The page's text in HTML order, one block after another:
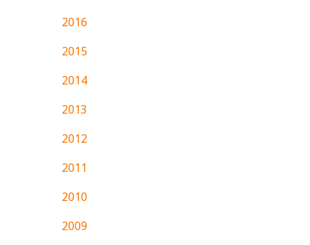
2016
2015
2014
2013
2012
2011
2010
2009